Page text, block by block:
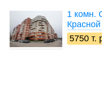
1 комн.
5750 т.